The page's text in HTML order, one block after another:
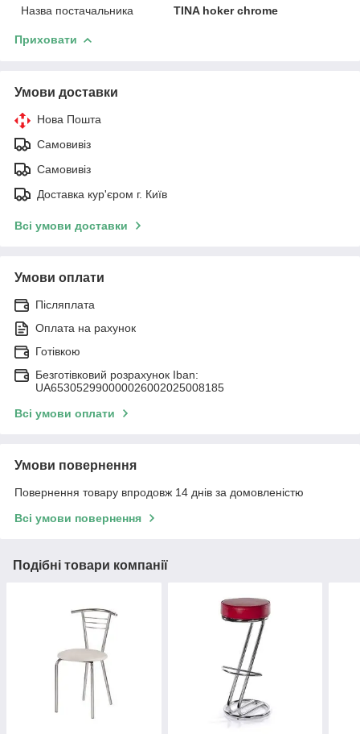
Назва постачальника TINA hoker chrome
Приховати
Умови доставки
Нова Пошта
Самовивіз
Самовивіз
Доставка кур'єром г. Київ
Всі умови доставки
Умови оплати
Післяплата
Оплата на рахунок
Готівкою
Безготівковий розрахунок Iban:
UA653052990000026002025008185
Всі умови оплати
Умови повернення
Повернення товару впродовж 14 днів за домовленістю
Всі умови повернення
Подібні товари компанії